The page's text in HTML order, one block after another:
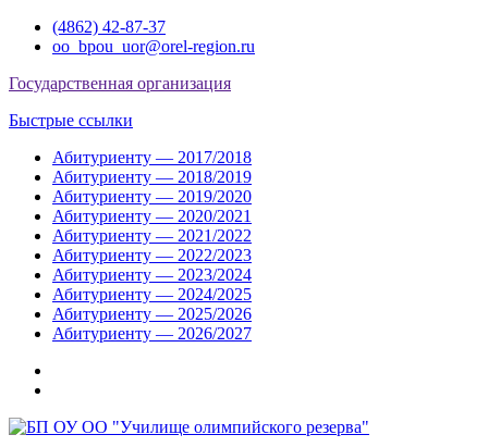
Перейти(4862) 42-87-37
oo_bpou_uor@orel-region.ru
Государственная организация
Быстрые ссылки
Абитуриенту — 2017/2018
Абитуриенту — 2018/2019
Абитуриенту — 2019/2020
Абитуриенту — 2020/2021
Абитуриенту — 2021/2022
Абитуриенту — 2022/2023
Абитуриенту — 2023/2024
Абитуриенту — 2024/2025
Абитуриенту — 2025/2026
Абитуриенту — 2026/2027
Одноклассниках